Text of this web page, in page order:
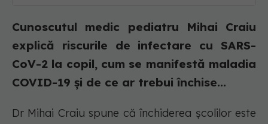
Cunoscutul medic pediatru Mihai Craiu
explică riscurile de infectare cu SARS-
CoV-2 la copil, cum se manifestă maladia
COVID-19 și de ce ar trebui închise...
Dr Mihai Craiu spune că închiderea școlilor este